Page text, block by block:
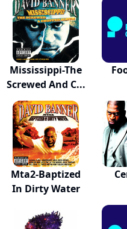
Mississippi-The
Screwed And C...
Mta2-Baptized
In Dirty Water